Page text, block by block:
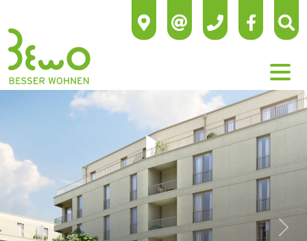
Previous Next